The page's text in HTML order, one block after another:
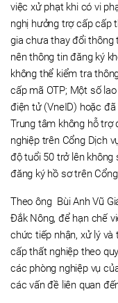
việc xử phạt khi có vi
nghị hưởng trợ cấp cấp
gia chưa thay đổi thông
nên thông tin đăng ký
không thể kiểm tra
cấp mã OTP; Một số
điện tử (VneID) hoặc
Trung tâm không hỗ
nghiệp trên Cổng Dịch
độ tuổi 50 trở lên
đăng ký hồ sơ trên
Theo ông Bùi Anh Vũ
Đắk Nông, để hạn chế
chức tiếp nhận, xử lý
cấp thất nghiệp theo
các phòng nghiệp vụ
các vấn đề liên quan